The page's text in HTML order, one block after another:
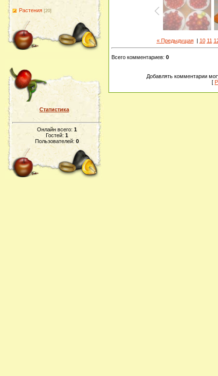
Растения [20]
Статистика
Онлайн всего: 1
Гостей: 1
Пользователей: 0
« Предыдущая| 10 11
Всего комментариев: 0
Добавлять комментарии
[